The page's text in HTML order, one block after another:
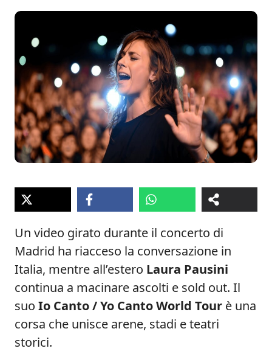
Un video girato durante il concerto di
Madrid ha riacceso la conversazione in
Italia, mentre all’estero Laura Pausini
continua a macinare ascolti e sold out. Il
suo Io Canto / Yo Canto World Tour è una
corsa che unisce arene, stadi e teatri
storici.